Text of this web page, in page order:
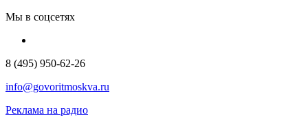
Мы в соцсетях
8 (495) 950-62-26
info@govoritmoskva.ru
Реклама на радио